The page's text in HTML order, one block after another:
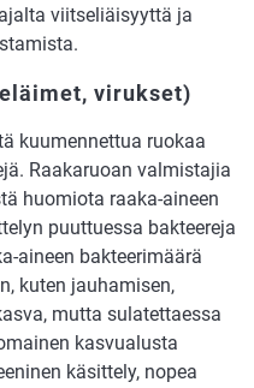
viitseliäisyyttä ja
virukset)
kuumennettua ruokaa
Raakaruoan valmistajia
huomiota raaka-aineen
puuttuessa bakteereja
aineen bakteerimäärä
kuten jauhamisen,
mutta sulatettaessa
kasvualusta
käsittely, nopea